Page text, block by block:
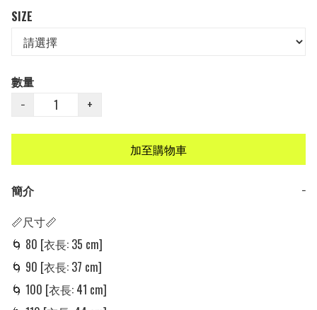
SIZE
數量
−
+
加至購物車
簡介
−
📏尺寸📏
🌀 80 [衣長: 35 cm]
🌀 90 [衣長: 37 cm]
🌀 100 [衣長: 41 cm]